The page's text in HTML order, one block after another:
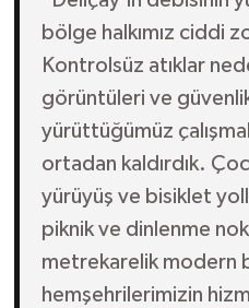
bölge halkımız ciddi
Kontrolsüz atıklar
görüntüleri ve
yürüttüğümüz
ortadan kaldırdık.
yürüyüş ve bisiklet
piknik ve dinlenme
metrekarelik modern
hemşehrilerimizin